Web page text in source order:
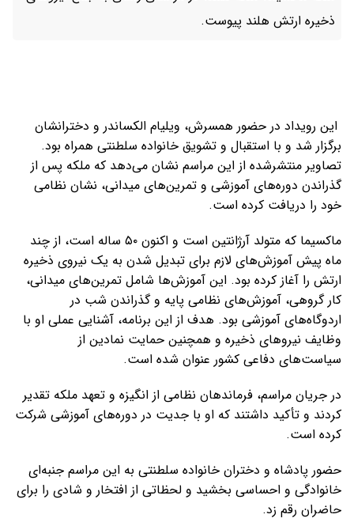
ذخیره ارتش هلند پیوست.
این رویداد در حضور همسرش، ویلیام الکساندر و دخترانشان
برگزار شد و با استقبال و تشویق خانواده سلطنتی همراه بود.
تصاویر منتشرشده از این مراسم نشان می‌دهد که ملکه پس از
گذراندن دوره‌های آموزشی و تمرین‌های میدانی، نشان نظامی
خود را دریافت کرده است.
ماکسیما که متولد آرژانتین است و اکنون ۵۰ ساله است، از چند
ماه پیش آموزش‌های لازم برای تبدیل شدن به یک نیروی ذخیره
ارتش را آغاز کرده بود. این آموزش‌ها شامل تمرین‌های میدانی،
کار گروهی، آموزش‌های نظامی پایه و گذراندن شب در
اردوگاه‌های آموزشی بود. هدف از این برنامه، آشنایی عملی او با
وظایف نیروهای ذخیره و همچنین حمایت نمادین از
سیاست‌های دفاعی کشور عنوان شده است.
در جریان مراسم، فرماندهان نظامی از انگیزه و تعهد ملکه تقدیر
کردند و تأکید داشتند که او با جدیت در دوره‌های آموزشی شرکت
کرده است.
حضور پادشاه و دختران خانواده سلطنتی به این مراسم جنبه‌ای
خانوادگی و احساسی بخشید و لحظاتی از افتخار و شادی را برای
حاضران رقم زد.